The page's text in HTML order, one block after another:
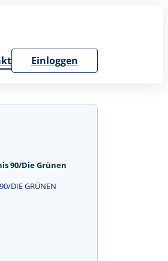
Einloggen
90/Die Grünen
DIE GRÜNEN